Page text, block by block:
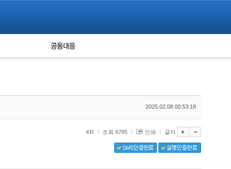
피해자 공동대응
2025.02.08 00:53:18
KR 조회 6785 인쇄 글자